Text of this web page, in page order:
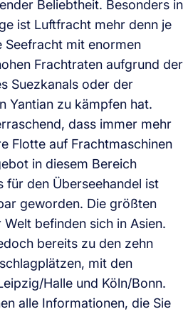
Beliebtheit. Besonders in
ist Luftfracht mehr denn je
mit enormen
Frachtraten aufgrund der
Suezkanals oder der
Yantian zu kämpfen hat.
dass immer mehr
Flotte auf Frachtmaschinen
in diesem Bereich
für den Überseehandel ist
geworden. Die größten
befinden sich in Asien.
bereits zu den zehn
mit den
Halle und Köln/Bonn.
alle Informationen, die Sie